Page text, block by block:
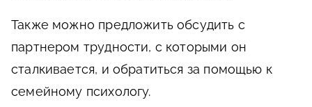
Также можно предложить обсудить с
партнером трудности, с которыми он
сталкивается, и обратиться за помощью к
семейному психологу.